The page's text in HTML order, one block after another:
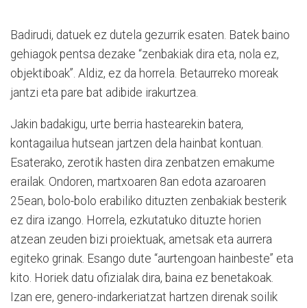
Badirudi, datuek ez dutela gezurrik esaten. Batek baino
gehiagok pentsa dezake “zenbakiak dira eta, nola ez,
objektiboak”. Aldiz, ez da horrela. Betaurreko moreak
jantzi eta pare bat adibide irakurtzea.
Jakin badakigu, urte berria hastearekin batera,
kontagailua hutsean jartzen dela hainbat kontuan.
Esaterako, zerotik hasten dira zenbatzen emakume
erailak. Ondoren, martxoaren 8an edota azaroaren
25ean, bolo-bolo erabiliko dituzten zenbakiak besterik
ez dira izango. Horrela, ezkutatuko dituzte horien
atzean zeuden bizi proiektuak, ametsak eta aurrera
egiteko grinak. Esango dute “aurtengoan hainbeste” eta
kito. Horiek datu ofizialak dira, baina ez benetakoak.
Izan ere, genero-indarkeriatzat hartzen direnak soilik